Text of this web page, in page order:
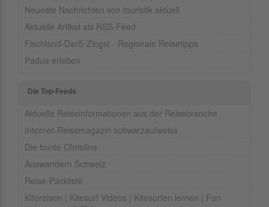
Neueste Nachrichten von touristik aktuell
Aktuelle Artikel als RSS-Feed
Fischland-Darß-Zingst - Regionale Reisetipps
Padua erleben
Die Top-Feeds
Aktuelle Reiseinformationen aus der Reisebranche
Internet-Reisemagazin schwarzaufweiss
Die bunte Christine
Auswandern Schweiz
Reise-Packliste
Kitereisen | Kitesurf Videos | Kitesurfen lernen | Fun